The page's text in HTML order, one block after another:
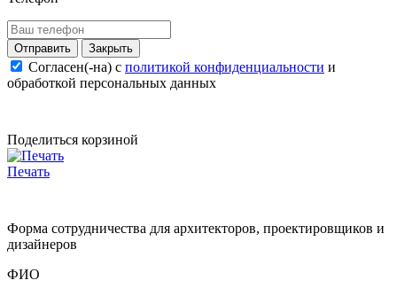
Закрыть
Согласен(-на) c политикой конфиденциальности и
обработкой персональных данных
Поделиться корзиной
Печать
Форма сотрудничества для архитекторов, проектировщиков и
дизайнеров
ФИО